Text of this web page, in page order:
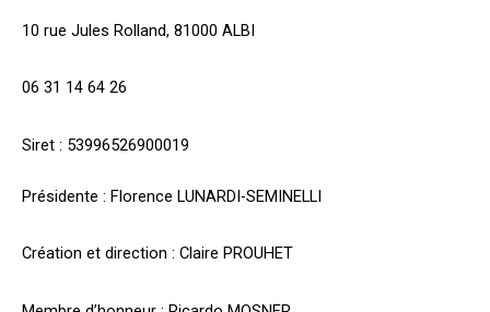
10 rue Jules Rolland, 81000 ALBI
06 31 14 64 26
Siret : 53996526900019
Présidente : Florence LUNARDI-SEMINELLI
Création et direction : Claire PROUHET